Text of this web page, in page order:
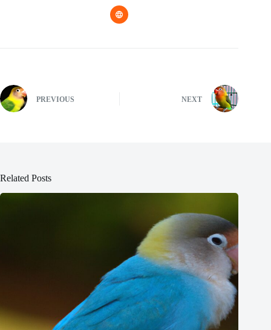
PREVIOUS NEXT
Related Posts